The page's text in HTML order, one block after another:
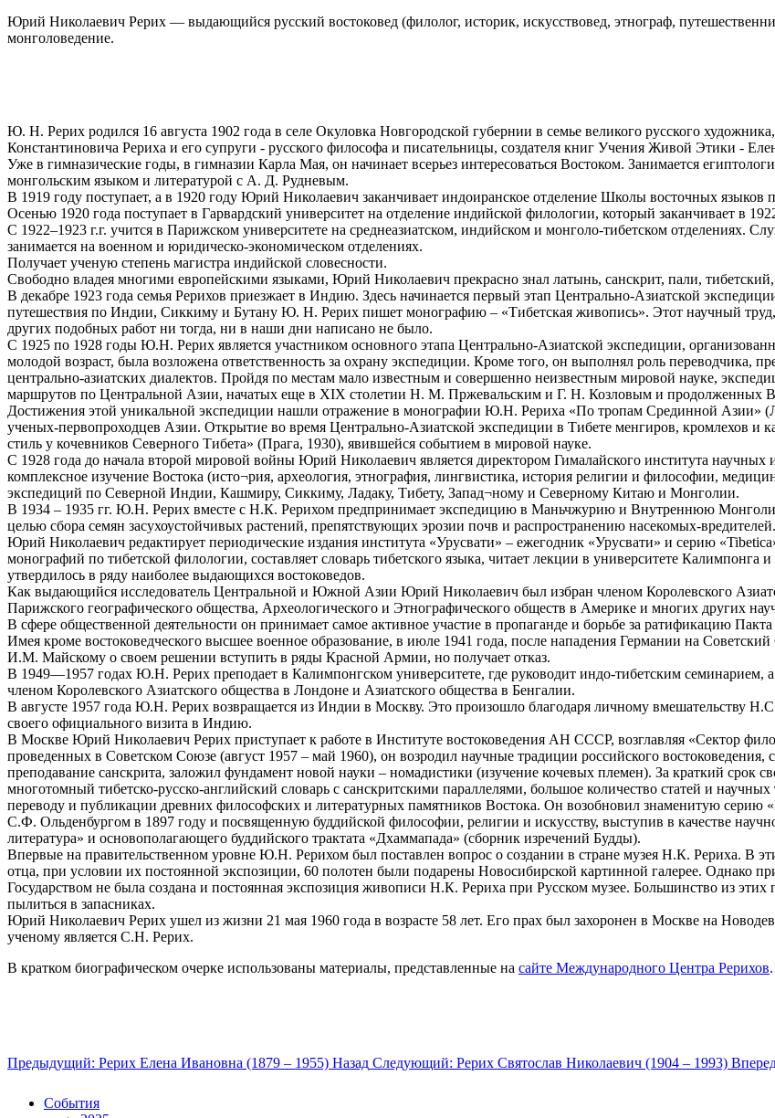
Юрий Николаевич Рерих — выдающийся русский востоковед (филолог, историк, искусствовед, этнограф,
монголоведение.
Ю. Н. Рерих родился 16 августа 1902 года в селе Окуловка Новгородской губернии в семье великого русского
Константиновича Рериха и его супруги - русского философа и писательницы, создателя книг Учения Живой Этики -
Уже в гимназические годы, в гимназии Карла Мая, он начинает всерьез интересоваться Востоком. Занимается
монгольским языком и литературой с А. Д. Рудневым.
В 1919 году поступает, а в 1920 году Юрий Николаевич заканчивает индоиранское отделение Школы восточных языков
Осенью 1920 года поступает в Гарвардский университет на отделение индийской филологии, который заканчивает в
С 1922–1923 г.г. учится в Парижском университете на среднеазиатском, индийском и монголо-тибетском отделениях.
занимается на военном и юридическо-экономическом отделениях.
Получает ученую степень магистра индийской словесности.
Свободно владея многими европейскими языками, Юрий Николаевич прекрасно знал латынь, санскрит, пали,
В декабре 1923 года семья Рерихов приезжает в Индию. Здесь начинается первый этап Центрально-Азиатской
путешествия по Индии, Сиккиму и Бутану Ю. Н. Рерих пишет монографию – «Тибетская живопись». Этот научный
других подобных работ ни тогда, ни в наши дни написано не было.
С 1925 по 1928 годы Ю.Н. Рерих является участником основного этапа Центрально-Азиатской экспедиции,
молодой возраст, была возложена ответственность за охрану экспедиции. Кроме того, он выполнял роль переводчика,
центрально-азиатских диалектов. Пройдя по местам мало известным и совершенно неизвестным мировой науке,
маршрутов по Центральной Азии, начатых еще в XIX столетии Н. М. Пржевальским и Г. Н. Козловым и
Достижения этой уникальной экспедиции нашли отражение в монографии Ю.Н. Рериха «По тропам Срединной Азии»
ученых-первопроходцев Азии. Открытие во время Центрально-Азиатской экспедиции в Тибете менгиров, кромлехов
стиль у кочевников Северного Тибета» (Прага, 1930), явившейся событием в мировой науке.
С 1928 года до начала второй мировой войны Юрий Николаевич является директором Гималайского института научных
комплексное изучение Востока (исто¬рия, археология, этнография, лингвистика, история религии и философии,
экспедиций по Северной Индии, Кашмиру, Сиккиму, Ладаку, Тибету, Запад¬ному и Северному Китаю и Монголии.
В 1934 – 1935 гг. Ю.Н. Рерих вместе с Н.К. Рерихом предпринимает экспедицию в Маньчжурию и Внутреннюю
целью сбора семян засухоустойчивых растений, препятствующих эрозии почв и распространению насекомых-вредителей.
Юрий Николаевич редактирует периодические издания института «Урусвати» – ежегодник «Урусвати» и серию
монографий по тибетской филологии, составляет словарь тибетского языка, читает лекции в университете
утвердилось в ряду наиболее выдающихся востоковедов.
Как выдающийся исследователь Центральной и Южной Азии Юрий Николаевич был избран членом Королевского
Парижского географического общества, Археологического и Этнографического обществ в Америке и многих других
В сфере общественной деятельности он принимает самое активное участие в пропаганде и борьбе за ратификацию Пакта
Имея кроме востоковедческого высшее военное образование, в июле 1941 года, после нападения Германии на
И.М. Майскому о своем решении вступить в ряды Красной Армии, но получает отказ.
В 1949—1957 годах Ю.Н. Рерих преподает в Калимпонгском университете, где руководит индо-тибетским семинарием, а
членом Королевского Азиатского общества в Лондоне и Азиатского общества в Бенгалии.
В августе 1957 года Ю.Н. Рерих возвращается из Индии в Москву. Это произошло благодаря личному вмешательству
своего официального визита в Индию.
В Москве Юрий Николаевич Рерих приступает к работе в Институте востоковедения АН СССР, возглавляя «Сектор
проведенных в Советском Союзе (август 1957 – май 1960), он возродил научные традиции российского
преподавание санскрита, заложил фундамент новой науки – номадистики (изучение кочевых племен). За краткий срок
многотомный тибетско-русско-английский словарь с санскритскими параллелями, большое количество статей и
переводу и публикации древних философских и литературных памятников Востока. Он возобновил знаменитую
С.Ф. Ольденбургом в 1897 году и посвященную буддийской философии, религии и искусству, выступив в качестве
литература» и основополагающего буддийского трактата «Дхаммапада» (сборник изречений Будды).
Впервые на правительственном уровне Ю.Н. Рерихом был поставлен вопрос о создании в стране музея Н.К. Рериха. В
отца, при условии их постоянной экспозиции, 60 полотен были подарены Новосибирской картинной галерее. Однако
Государством не была создана и постоянная экспозиция живописи Н.К. Рериха при Русском музее. Большинство из
пылиться в запасниках.
Юрий Николаевич Рерих ушел из жизни 21 мая 1960 года в возрасте 58 лет. Его прах был захоронен в Москве на
ученому является С.Н. Рерих.
В кратком биографическом очерке использованы материалы, представленные на сайте Международного Центра Рерихов.
Предыдущий: Рерих Елена Ивановна (1879 – 1955) Назад Следующий: Рерих Святослав Николаевич (1904 – 1993)
События